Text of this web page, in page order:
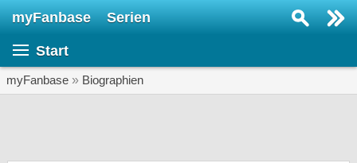
myFanbase Serien
Start
myFanbase » Biographien